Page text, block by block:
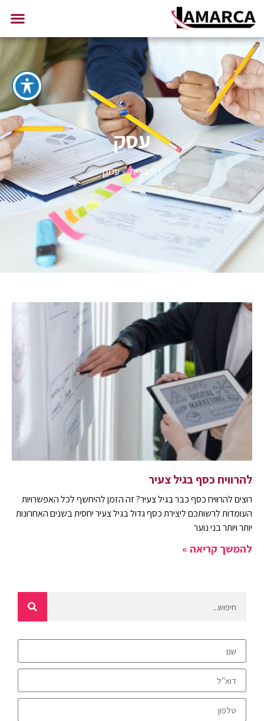
עסק
דף הבית»עסק
להרוויח כסף בגיל צעיר
רוצים להרוויח כסף כבר בגיל צעיר? זה הזמן להיחשף לכל האפשרויות
העומדות לרשותכם ליצירת כסף גדול בגיל צעיר יחסית בשנים האחרונות
יותר ויותר בני נוער
להמשך קריאה »